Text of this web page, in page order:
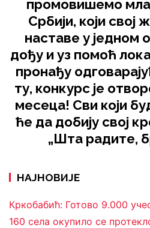
промовишемо
Србији, који
наставе у једном
дођу и уз помоћ
пронађу
ту, конкурс је
месеца! Сви који
ће да добију свој
„Шта радите,
НАЈНОВИЈЕ
Кркобабић: Готово 9.000
160 села окупило се